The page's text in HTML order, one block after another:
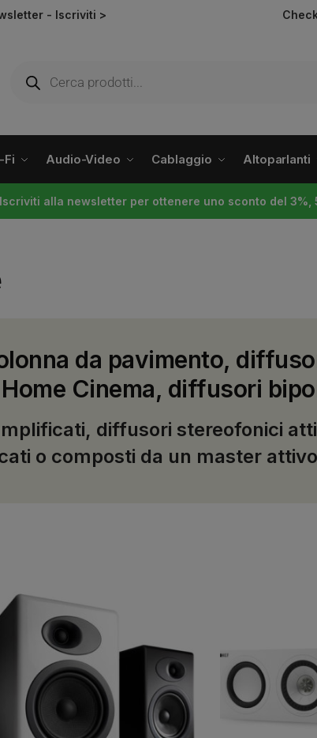
- Iscriviti >
Fi Audio-Video Cablaggio Altoparlanti
Iscriviti alla newsletter per ottenere uno sconto del 3%,
da pavimento,
Cinema, diffusori
diffusori stereofonici
o composti da un master